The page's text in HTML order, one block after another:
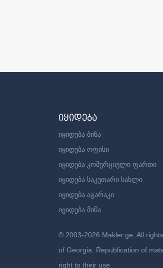
იყიდება
იყიდება ბინა
იყიდება ოფისი
იყიდება კომერციული ფართი
იყიდება საკუთარი სახლი
იყიდება აგარაკი
იყიდება მიწა
© 2003-2026 Makler.ge, All
of Georgia. Republication of
right to their use.